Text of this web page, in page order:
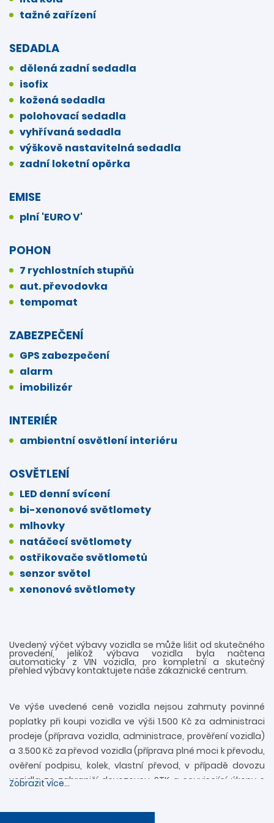
tažné zařízení
SEDADLA
dělená zadní sedadla
isofix
kožená sedadla
polohovací sedadla
vyhřívaná sedadla
výškově nastavitelná sedadla
zadní loketní opěrka
EMISE
plní 'EURO V'
POHON
7 rychlostních stupňů
aut. převodovka
tempomat
ZABEZPEČENÍ
GPS zabezpečení
alarm
imobilizér
INTERIÉR
ambientní osvětlení interiéru
OSVĚTLENÍ
LED denní svícení
bi-xenonové světlomety
mlhovky
natáčecí světlomety
ostřikovače světlometů
senzor světel
xenonové světlomety
Uvedený výčet výbavy vozidla se může lišit od skutečného
provedení, jelikož výbava vozidla byla načtena
automaticky z VIN vozidla, pro kompletní a skutečný
přehled výbavy kontaktujete naše zákaznické centrum.
Ve výše uvedené ceně vozidla nejsou zahrnuty povinné
poplatky při koupi vozidla ve výši 1.500 Kč za administraci
prodeje (příprava vozidla, administrace, prověření vozidla)
a 3.500 Kč za převod vozidla (příprava plné moci k převodu,
ověření podpisu, kolek, vlastní převod, v případě dovozu
vozidla ze zahraničí dovozovou STK a související úkony s
prostřednictvím zákaznické linky 739 34 34 34 či přímo v
Zobrazit více...